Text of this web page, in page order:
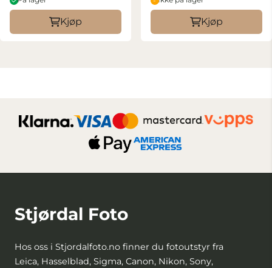
Kjøp Kjøp
Stjørdal Foto
Hos oss i Stjordalfoto.no finner du fotoutstyr fra
Leica, Hasselblad, Sigma, Canon, Nikon, Sony,